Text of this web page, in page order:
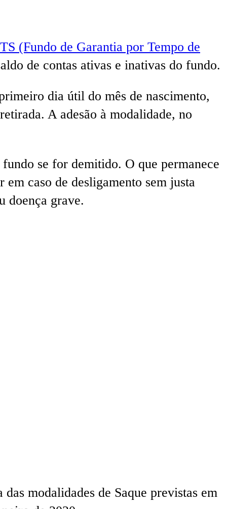
(Fundo de Garantia por Tempo de
de contas ativas e inativas do fundo.
dia útil do mês de nascimento,
A adesão à modalidade, no
se for demitido. O que permanece
caso de desligamento sem justa
doença grave.
modalidades de Saque previstas em